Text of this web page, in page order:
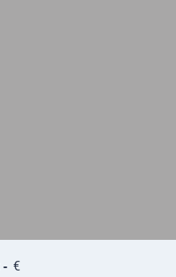
-